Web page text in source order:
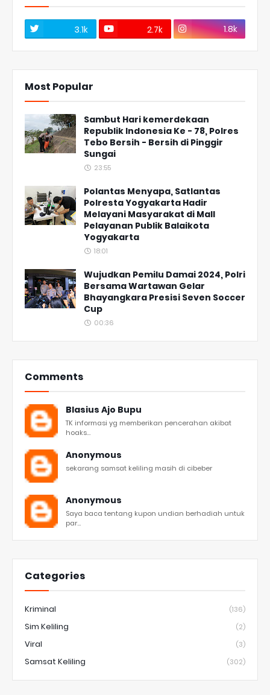
3.1k 2.7k 1.8k
Most Popular
Sambut Hari kemerdekaan
Republik Indonesia Ke - 78, Polres
Tebo Bersih - Bersih di Pinggir
Sungai
23:55
Polantas Menyapa, Satlantas
Polresta Yogyakarta Hadir
Melayani Masyarakat di Mall
Pelayanan Publik Balaikota
Yogyakarta
18:01
Wujudkan Pemilu Damai 2024, Polri
Bersama Wartawan Gelar
Bhayangkara Presisi Seven Soccer
Cup
00:36
Comments
Blasius Ajo Bupu
TK informasi yg memberikan pencerahan akibat
hoaks...
Anonymous
sekarang samsat keliling masih di cibeber
Anonymous
Saya baca tentang kupon undian berhadiah untuk
par...
Categories
Kriminal (136)
Sim Keliling (2)
Viral (3)
Samsat Keliling (302)